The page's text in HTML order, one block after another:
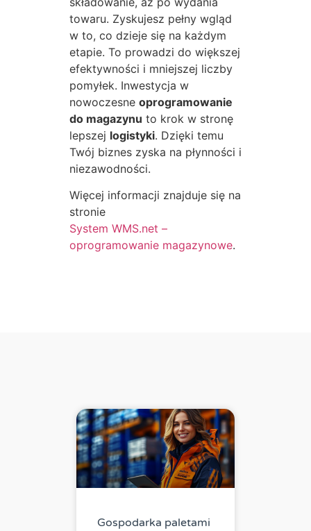
towaru. Zyskujesz pełny wgląd
w to, co dzieje się na każdym
etapie. To prowadzi do większej
efektywności i mniejszej liczby
pomyłek. Inwestycja w
nowoczesne oprogramowanie
do magazynu to krok w stronę
lepszej logistyki. Dzięki temu
Twój biznes zyska na płynności i
niezawodności.
Więcej informacji znajduje się na
stronie
System WMS.net –
oprogramowanie magazynowe.
Gospodarka paletami